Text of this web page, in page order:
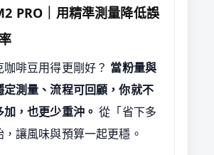
PRO｜用精準測量降低誤
啡豆用得更剛好？ 當粉量與
定測量、流程可回顧，你就不
，也更少重沖。 從「省下多
讓風味與預算一起更穩。